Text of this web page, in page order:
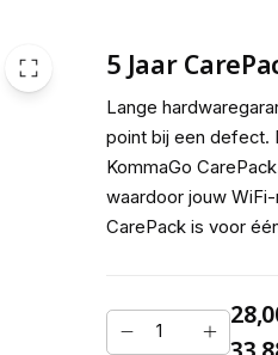
5 Jaar
Lange
point bij een defect.
KommaGo
waardoor jouw
CarePack is voor